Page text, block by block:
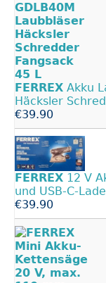
FERREX Akku
Häcksler
€39.90
FERREX 12 V
und USB-C-
€39.90